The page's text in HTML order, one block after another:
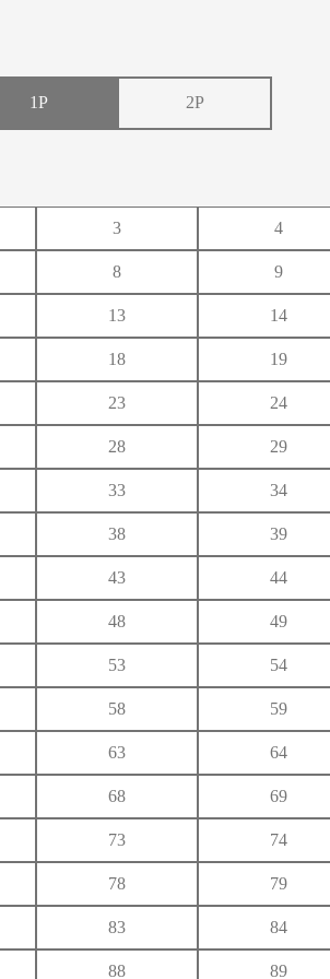
く け
す せ
つ て
ぬ ね
ふ へ
む め
わ
1P 2P
3 4
8 9
13 14
18 19
23 24
28 29
33 34
38 39
43 44
48 49
53 54
58 59
63 64
68 69
73 74
78 79
83 84
88 89